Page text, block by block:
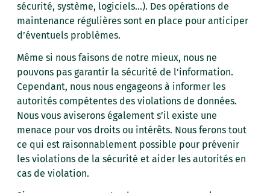
sécurité, système, logiciels…). Des opérations de
maintenance régulières sont en place pour anticiper
d’éventuels problèmes.
Même si nous faisons de notre mieux, nous ne
pouvons pas garantir la sécurité de l’information.
Cependant, nous nous engageons à informer les
autorités compétentes des violations de données.
Nous vous aviserons également s’il existe une
menace pour vos droits ou intérêts. Nous ferons tout
ce qui est raisonnablement possible pour prévenir
les violations de la sécurité et aider les autorités en
cas de violation.